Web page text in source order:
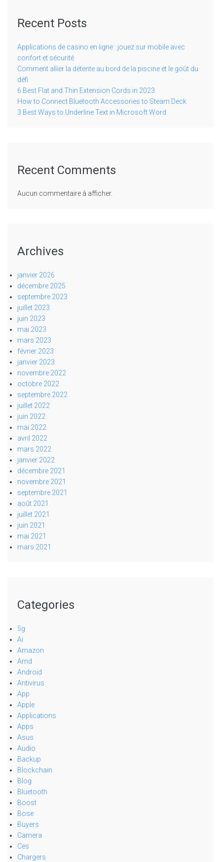
Recent Posts
Applications de casino en ligne : jouez sur mobile avec
confort et sécurité
Comment allier la détente au bord de la piscine et le goût du
défi
6 Best Flat and Thin Extension Cords in 2023
How to Connect Bluetooth Accessories to Steam Deck
3 Best Ways to Underline Text in Microsoft Word
Recent Comments
Aucun commentaire à afficher.
Archives
janvier 2026
décembre 2025
septembre 2023
juillet 2023
juin 2023
mai 2023
mars 2023
février 2023
janvier 2023
novembre 2022
octobre 2022
septembre 2022
juillet 2022
juin 2022
mai 2022
avril 2022
mars 2022
janvier 2022
décembre 2021
novembre 2021
septembre 2021
août 2021
juillet 2021
juin 2021
mai 2021
mars 2021
Categories
5g
Ai
Amazon
Amd
Android
Antivirus
App
Apple
Applications
Apps
Asus
Audio
Backup
Blockchain
Blog
Bluetooth
Boost
Bose
Buyers
Camera
Ces
Chargers